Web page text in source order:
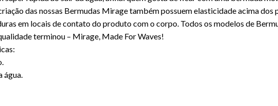
das nossas Bermudas Mirage também possuem elasticidade acima dos
em locais de contato do produto com o corpo. Todos os modelos de
terminou – Mirage, Made For Waves!
água.